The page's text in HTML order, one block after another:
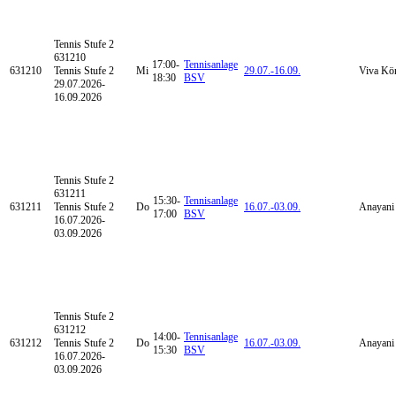
631210
Tennis Stufe 2
631210
Tennis Stufe 2
29.07.2026-
16.09.2026
Mi 17:00-
18:30
Tennisanlage
BSV
29.07.-16.09. Viva
631211
Tennis Stufe 2
631211
Tennis Stufe 2
16.07.2026-
03.09.2026
Do 15:30-
17:00
Tennisanlage
BSV
16.07.-03.09.
631212
Tennis Stufe 2
631212
Tennis Stufe 2
16.07.2026-
03.09.2026
Do 14:00-
15:30
Tennisanlage
BSV
16.07.-03.09.